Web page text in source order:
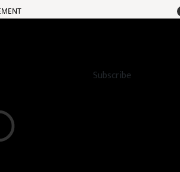
Subscribe